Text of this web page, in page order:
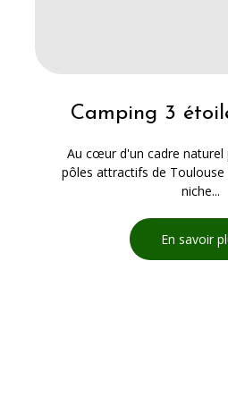
Camping 3
Au cœur d'un cadre naturel
pôles attractifs de Toulouse
niche...
En savoir